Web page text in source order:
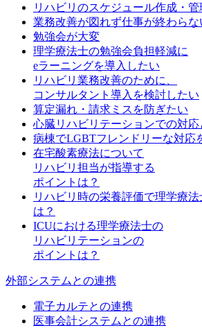
リハビリのスケジュール作成・
業務改善が図れず仕事が終わらな
勉強会が大変
理学療法士の勉強会負担軽減に
eラーニングを導入したい
リハビリ業務改善のために、
コンサルタント導入を検討したい
算定漏れ・請求ミスを防ぎたい
心臓リハビリテーションでの対
病棟でLGBTフレンドリーな対応
在宅酸素療法について
リハビリ担当が指導する
ポイントは？
リハビリ時の栄養評価で理学療
は？
ICUにおける理学療法士の
リハビリテーションの
ポイントは？
外部システムとの連携
電子カルテとの連携
医事会計システムとの連携